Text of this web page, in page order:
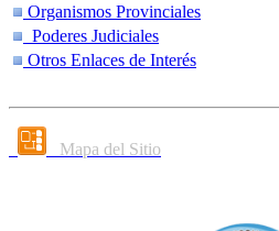
Organismos Provinciales
Poderes Judiciales
Otros Enlaces de Interés
Mapa del Sitio